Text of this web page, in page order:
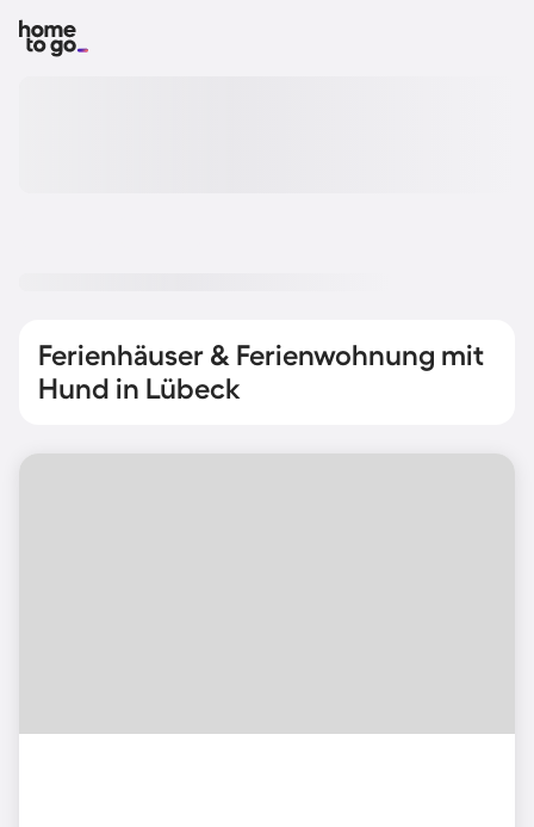
Ferienhäuser & Ferienwohnung mit
Hund in Lübeck